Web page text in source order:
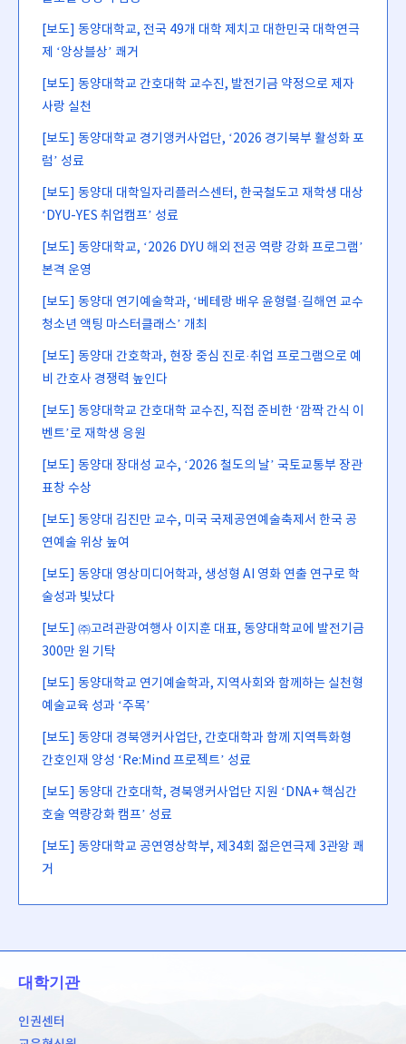
[보도] 동양대학교, 전국 49개 대학 제치고 대한민국 대학연극
제 ‘앙상블상’ 쾌거
[보도] 동양대학교 간호대학 교수진, 발전기금 약정으로 제자
사랑 실천
[보도] 동양대학교 경기앵커사업단, ‘2026 경기북부 활성화 포
럼’ 성료
[보도] 동양대 대학일자리플러스센터, 한국철도고 재학생 대상
‘DYU-YES 취업캠프’ 성료
[보도] 동양대학교, ‘2026 DYU 해외 전공 역량 강화 프로그램’
본격 운영
[보도] 동양대 연기예술학과, ‘베테랑 배우 윤형렬·길해연 교수
청소년 액팅 마스터클래스’ 개최
[보도] 동양대 간호학과, 현장 중심 진로·취업 프로그램으로 예
비 간호사 경쟁력 높인다
[보도] 동양대학교 간호대학 교수진, 직접 준비한 ‘깜짝 간식 이
벤트’로 재학생 응원
[보도] 동양대 장대성 교수, ‘2026 철도의 날’ 국토교통부 장관
표창 수상
[보도] 동양대 김진만 교수, 미국 국제공연예술축제서 한국 공
연예술 위상 높여
[보도] 동양대 영상미디어학과, 생성형 AI 영화 연출 연구로 학
술성과 빛났다
[보도] ㈜고려관광여행사 이지훈 대표, 동양대학교에 발전기금
300만 원 기탁
[보도] 동양대학교 연기예술학과, 지역사회와 함께하는 실천형
예술교육 성과 ‘주목’
[보도] 동양대 경북앵커사업단, 간호대학과 함께 지역특화형
간호인재 양성 ‘Re:Mind 프로젝트’ 성료
[보도] 동양대 간호대학, 경북앵커사업단 지원 ‘DNA+ 핵심간
호술 역량강화 캠프’ 성료
[보도] 동양대학교 공연영상학부, 제34회 젊은연극제 3관왕 쾌
거
대학기관
인권센터